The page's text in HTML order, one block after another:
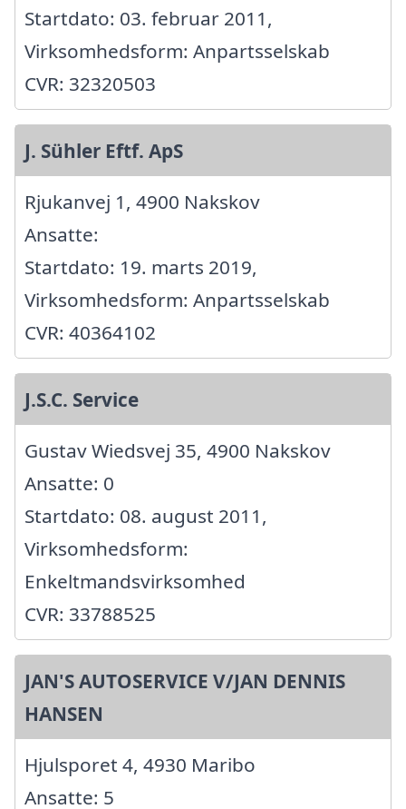
Startdato: 03. februar 2011,
Virksomhedsform: Anpartsselskab
CVR: 32320503
J. Sühler Eftf. ApS
Rjukanvej 1, 4900 Nakskov
Ansatte:
Startdato: 19. marts 2019,
Virksomhedsform: Anpartsselskab
CVR: 40364102
J.S.C. Service
Gustav Wiedsvej 35, 4900 Nakskov
Ansatte: 0
Startdato: 08. august 2011,
Virksomhedsform:
Enkeltmandsvirksomhed
CVR: 33788525
JAN'S AUTOSERVICE V/JAN DENNIS
HANSEN
Hjulsporet 4, 4930 Maribo
Ansatte: 5